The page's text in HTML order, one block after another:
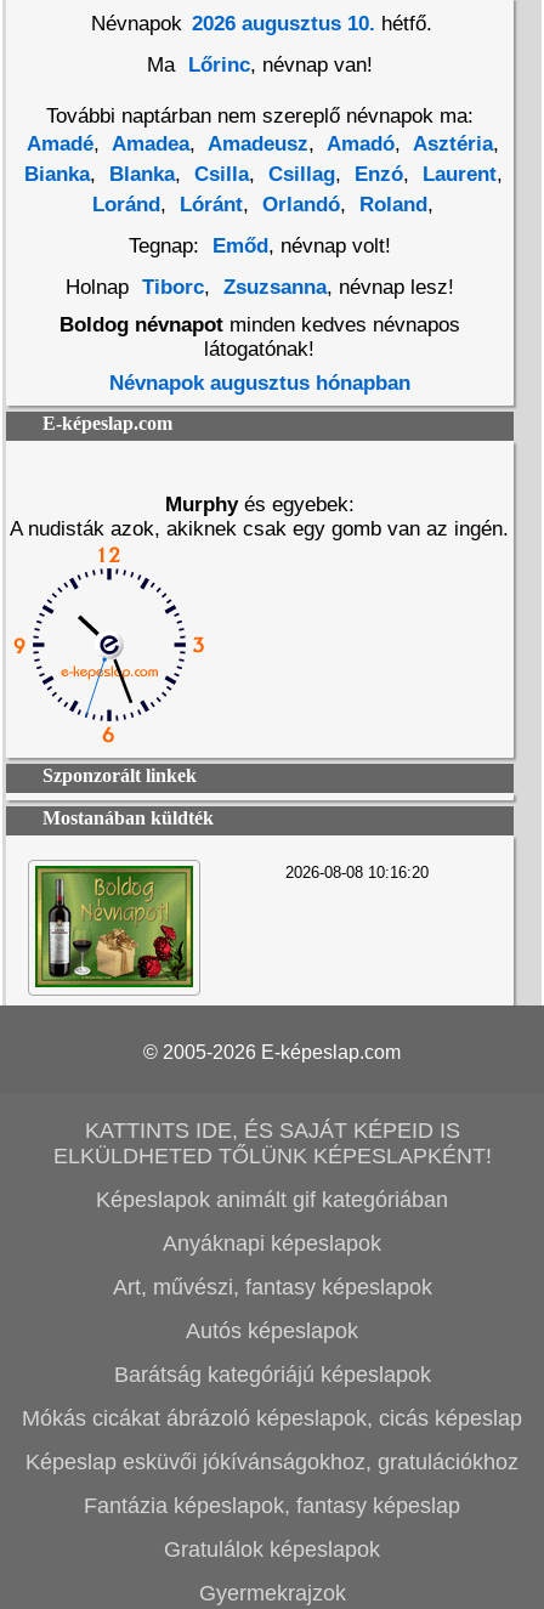
Névnapok 2026 augusztus 10. hétfő.
Ma
Lőrinc, névnap van!
További naptárban nem szereplő névnapok ma:
Amadé, Amadea, Amadeusz, Amadó, Asztéria,
Bianka, Blanka, Csilla, Csillag, Enzó, Laurent,
Loránd , Lóránt, Orlandó, Roland ,
Tegnap:
Emőd , névnap volt!
Holnap Tiborc, Zsuzsanna, névnap lesz!
Boldog névnapotminden kedves névnapos
látogatónak!
Névnapok augusztus hónapban
E-képeslap.com
Murphyés egyebek:
A nudisták azok, akiknek csak egy gomb van az ingén.
Szponzorált linkek
Mostanában küldték
2026-08-08 10:16:20
© 2005-2026 E-képeslap.com
KATTINTS IDE, ÉS SAJÁT KÉPEID IS
ELKÜLDHETED TŐLÜNK KÉPESLAPKÉNT!
Képeslapok animált gif kategóriában
Anyáknapi képeslapok
Art, művészi, fantasy képeslapok
Autós képeslapok
Barátság kategóriájú képeslapok
Mókás cicákat ábrázoló képeslapok, cicás képeslap
Képeslap esküvői jókívánságokhoz, gratulációkhoz
Fantázia képeslapok, fantasy képeslap
Gratulálok képeslapok
Gyermekrajzok